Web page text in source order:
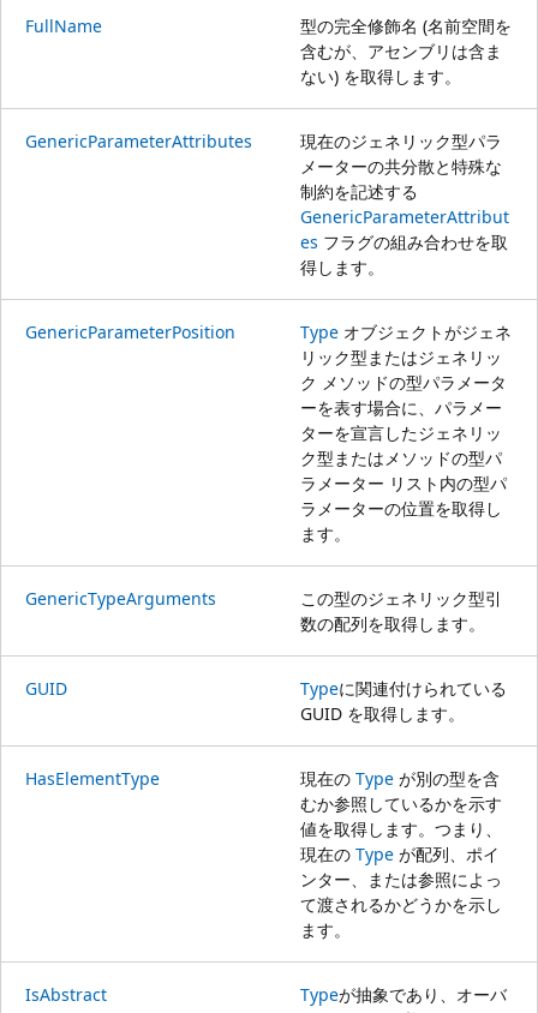
FullName
型の完全修飾名 (名前空間を
含むが、アセンブリは含ま
ない) を取得します。
GenericParameterAttributes
現在のジェネリック型パラ
メーターの共分散と特殊な
制約を記述する
GenericParameterAttribut
es フラグの組み合わせを取
得します。
GenericParameterPosition Type オブジェクトがジェネ
リック型またはジェネリッ
ク メソッドの型パラメータ
ーを表す場合に、パラメー
ターを宣言したジェネリッ
ク型またはメソッドの型パ
ラメーター リスト内の型パ
ラメーターの位置を取得し
ます。
GenericTypeArguments
この型のジェネリック型引
数の配列を取得します。
GUID Typeに関連付けられている
GUID を取得します。
HasElementType 現在の Type が別の型を含
むか参照しているかを示す
値を取得します。つまり、
現在の Type が配列、ポイ
ンター、または参照によっ
て渡されるかどうかを示し
ます。
IsAbstract Typeが抽象であり、オーバ